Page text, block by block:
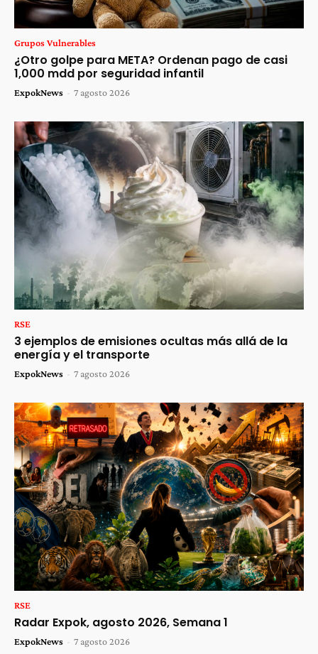
Grupos Vulnerables
¿Otro golpe para META? Ordenan pago de casi
1,000 mdd por seguridad infantil
ExpokNews - 7 agosto 2026
RSE
3 ejemplos de emisiones ocultas más allá de la
energía y el transporte
ExpokNews - 7 agosto 2026
RSE
Radar Expok, agosto 2026, Semana 1
ExpokNews - 7 agosto 2026